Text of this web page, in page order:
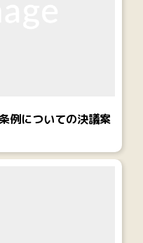
例についての決議案